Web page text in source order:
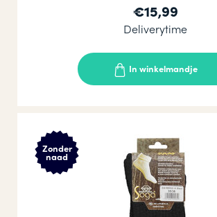
€15,99
Deliverytime
In winkelmandje
Zonder
naad